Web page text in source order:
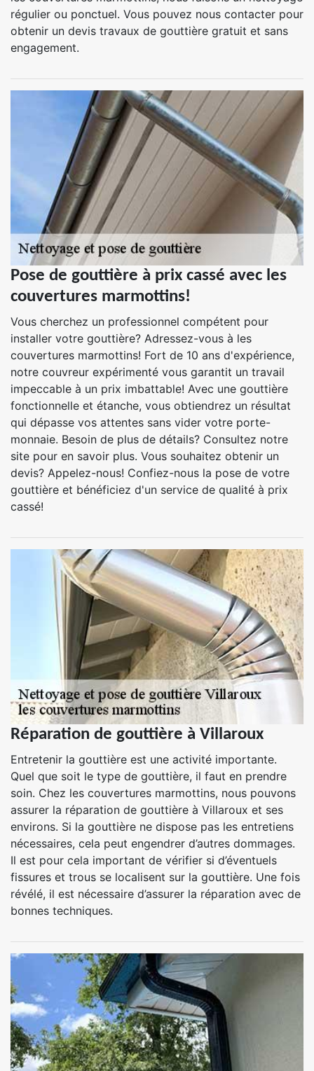
régulier ou ponctuel. Vous pouvez nous contacter pour
obtenir un devis travaux de gouttière gratuit et sans
engagement.
Pose de gouttière à prix cassé avec les
couvertures marmottins!
Vous cherchez un professionnel compétent pour
installer votre gouttière? Adressez-vous à les
couvertures marmottins! Fort de 10 ans d'expérience,
notre couvreur expérimenté vous garantit un travail
impeccable à un prix imbattable! Avec une gouttière
fonctionnelle et étanche, vous obtiendrez un résultat
qui dépasse vos attentes sans vider votre porte-
monnaie. Besoin de plus de détails? Consultez notre
site pour en savoir plus. Vous souhaitez obtenir un
devis? Appelez-nous! Confiez-nous la pose de votre
gouttière et bénéficiez d'un service de qualité à prix
cassé!
Réparation de gouttière à Villaroux
Entretenir la gouttière est une activité importante.
Quel que soit le type de gouttière, il faut en prendre
soin. Chez les couvertures marmottins, nous pouvons
assurer la réparation de gouttière à Villaroux et ses
environs. Si la gouttière ne dispose pas les entretiens
nécessaires, cela peut engendrer d’autres dommages.
Il est pour cela important de vérifier si d’éventuels
fissures et trous se localisent sur la gouttière. Une fois
révélé, il est nécessaire d’assurer la réparation avec de
bonnes techniques.